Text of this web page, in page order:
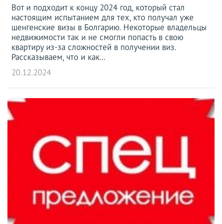
Вот и подходит к концу 2024 год, который стал
настоящим испытанием для тех, кто получал уже
шенгенские визы в Болгарию. Некоторые владельцы
недвижимости так и не смогли попасть в свою
квартиру из-за сложностей в получении виз.
Рассказываем, что и как...
20.12.2024